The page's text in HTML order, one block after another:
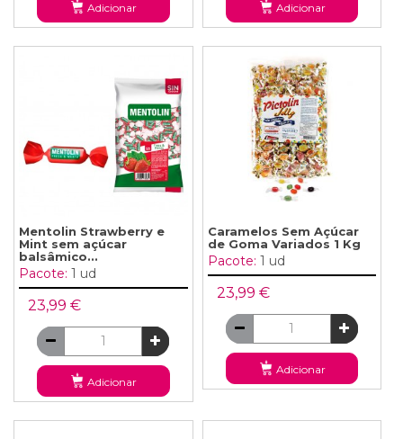
Adicionar Adicionar
Mentolin Strawberry e
Mint sem açúcar
balsâmico...
Pacote: 1 ud
23,99 €
Adicionar
Caramelos Sem Açúcar
de Goma Variados 1 Kg
Pacote: 1 ud
23,99 €
Adicionar